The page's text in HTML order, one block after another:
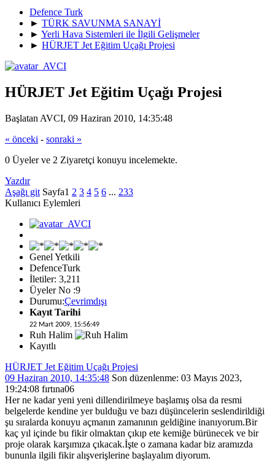
Defence Turk
► TÜRK SAVUNMA SANAYİ
► Yerli Hava Sistemleri ile İlgili Gelişmeler
► HÜRJET Jet Eğitim Uçağı Projesi
HÜRJET Jet Eğitim Uçağı Projesi
Başlatan AVCI, 09 Haziran 2010, 14:35:48
« önceki - sonraki »
0 Üyeler ve 2 Ziyaretçi konuyu incelemekte.
Yazdır
Aşağı git Sayfa1 2 3 4 5 6 ... 233
Kullanıcı Eylemleri
Genel Yetkili
DefenceTurk
İletiler: 3,211
Üyeler No :9
Durumu:Çevrimdışı
Kayıt Tarihi
22 Mart 2009, 15:56:49
Ruh Halim
Kayıtlı
HÜRJET Jet Eğitim Uçağı Projesi
09 Haziran 2010, 14:35:48 Son düzenlenme: 03 Mayıs 2023,
19:24:08 fırtına06
Her ne kadar yeni yeni dillendirilmeye başlamış olsa da resmi
belgelerde kendine yer bulduğu ve bazı düşüncelerin seslendirildiği
şu sıralarda konuyu açmanın zamanının geldiğine inanıyorum.Bir
kaç yıl içinde bu fikir olmaktan çıkıp ete kemiğe bürünecek ve bir
proje olarak karşımıza çıkacak.İşte o zamana kadar biz aramızda
bununla ilgili fikir alışverişlerine başlayalım diyorum.